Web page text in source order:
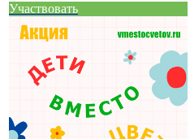
Участвовать